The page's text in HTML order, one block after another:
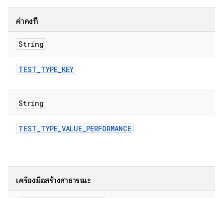
ค่าคงที่
String
TEST_TYPE_KEY
String
TEST_TYPE_VALUE_PERFORMANCE
เครื่องมือสร้างสาธารณะ